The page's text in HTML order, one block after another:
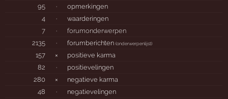
95
·
opmerkingen
4
·
waarderingen
7
·
forumonderwerpen
2135
· forumberichten(onderwerpenlijst)
157 ×
positieve karma
82
·
positievelingen
280
×
negatieve karma
48
·
negatievelingen